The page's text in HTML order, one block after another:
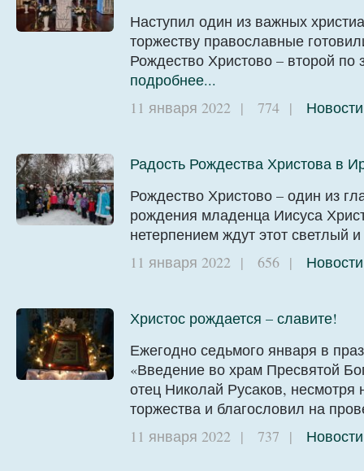
Наступил один из важных
торжеству православные
Рождество Христово – второй по
подробнее...
11 января 2022 | 774 | Новости
Радость Рождества Христова в
Рождество Христово – один из
рождения младенца Иисуса
нетерпением ждут этот светлый
11 января 2022 | 656 | Новости
Христос рождается – славите!
Ежегодно седьмого января в
«Введение во храм Пресвятой
отец Николай Русаков, несмотря
торжества и благословил на
11 января 2022 | 737 | Новости